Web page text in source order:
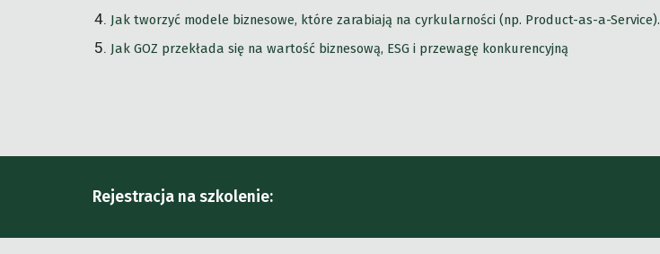
Jak tworzyć modele biznesowe, które zarabiają na cyrkularności (np. Product-as-a-Service).
Jak GOZ przekłada się na wartość biznesową, ESG i przewagę konkurencyjną
Rejestracja na szkolenie: